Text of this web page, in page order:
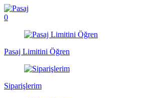
0
Pasaj Limitini Öğren
Siparişlerim